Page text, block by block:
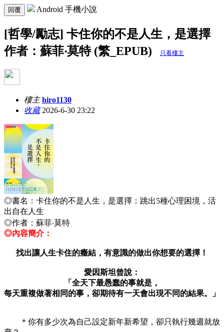
回覆 Android 手機小說
[哲學/勵志] 卡住你的不是人生，是選擇
作者：蘇菲‧莫特 (繁_EPUB)
只看樓主
樓主 hiro1130
收藏2026-6-30 23:22
◎書名： 卡住你的不是人生，是選擇：跳出5種心理困境，活
出自在人生
◎作者： 蘇菲‧莫特
◎內容簡介：
找出讓人生卡住的癥結，有意識的做出你想要的選擇！
愛因斯坦曾說：
「全天下最愚蠢的事就是，
每天重複做著相同的事，卻期待有一天會出現不同的結果。」
＊你有多少次為自己設定新年新希望，卻只執行幾週就放